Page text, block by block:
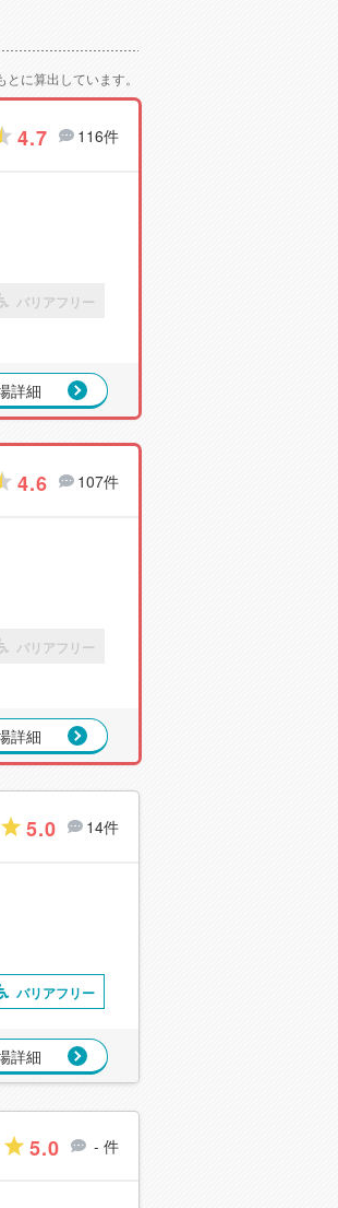
に算出しています。
4.7 116件
バリアフリー
詳細
4.6 107件
バリアフリー
詳細
5.0 14件
バリアフリー
詳細
5.0 - 件